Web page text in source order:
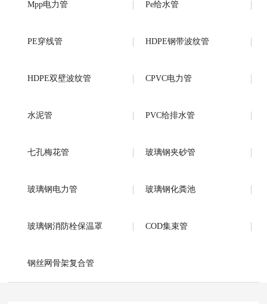
Mpp电力管 Pe给水管
PE穿线管 HDPE钢带波纹管
HDPE双壁波纹管 CPVC电力管
水泥管 PVC给排水管
七孔梅花管 玻璃钢夹砂管
玻璃钢电力管 玻璃钢化粪池
玻璃钢消防栓保温罩 COD集束管
钢丝网骨架复合管